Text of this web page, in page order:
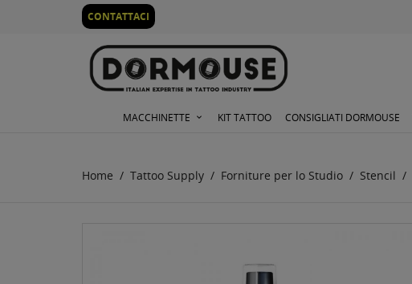
CONTATTACI
MACCHINETTE KIT TATTOO CONSIGLIATI DORMOUSE
Home Tattoo Supply Forniture per lo Studio Stencil